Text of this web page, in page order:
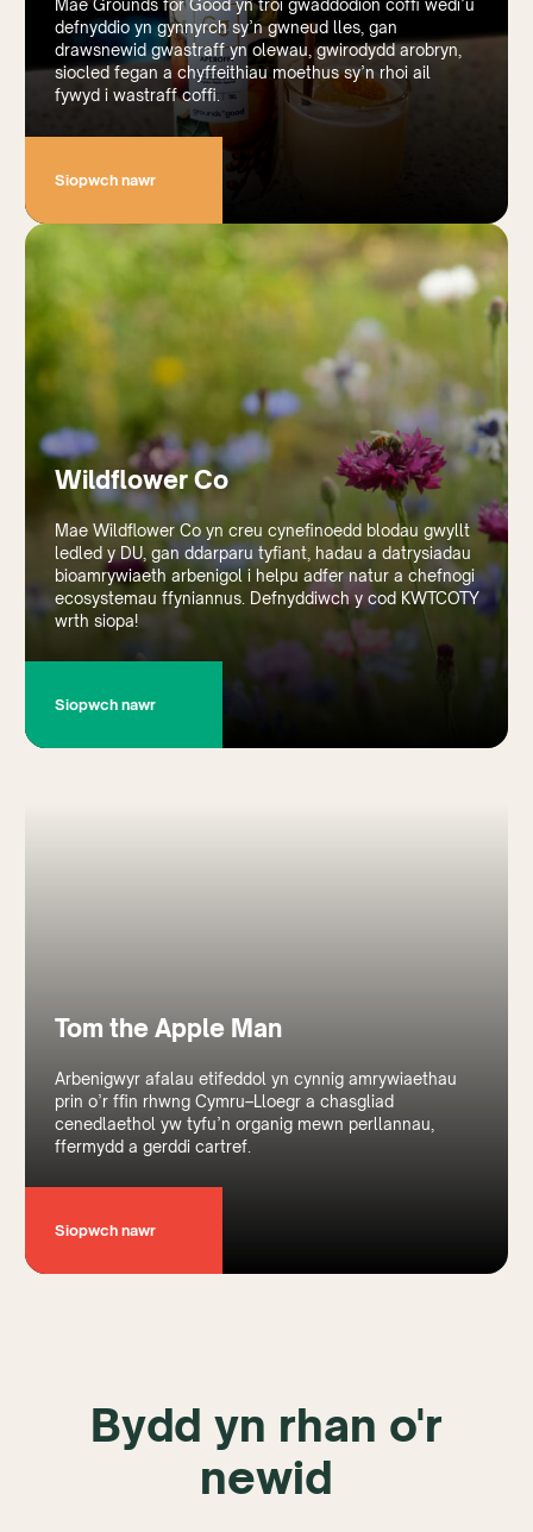
Mae Grounds for Good yn troi gwaddodion coffi wedi’u
defnyddio yn gynnyrch sy’n gwneud lles, gan
drawsnewid gwastraff yn olewau, gwirodydd arobryn,
siocled fegan a chyffeithiau moethus sy’n rhoi ail
fywyd i wastraff coffi.
Siopwch nawr
Wildflower Co
Mae Wildflower Co yn creu cynefinoedd blodau gwyllt
ledled y DU, gan ddarparu tyfiant, hadau a datrysiadau
bioamrywiaeth arbenigol i helpu adfer natur a chefnogi
ecosystemau ffyniannus. Defnyddiwch y cod KWTCOTY
wrth siopa!
Siopwch nawr
Tom the Apple Man
Arbenigwyr afalau etifeddol yn cynnig amrywiaethau
prin o’r ffin rhwng Cymru–Lloegr a chasgliad
cenedlaethol yw tyfu’n organig mewn perllannau,
ffermydd a gerddi cartref.
Siopwch nawr
Bydd yn rhan o'r
newid